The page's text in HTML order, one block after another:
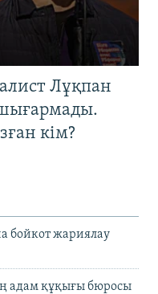
Лұқпан
кім?
бойкот жариялау
адам құқығы бюросы